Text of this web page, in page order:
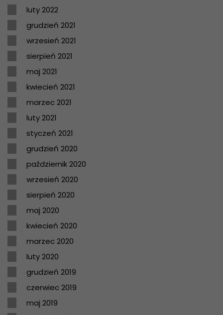
luty 2022
grudzień 2021
wrzesień 2021
sierpień 2021
maj 2021
kwiecień 2021
marzec 2021
luty 2021
styczeń 2021
grudzień 2020
październik 2020
wrzesień 2020
sierpień 2020
maj 2020
kwiecień 2020
marzec 2020
luty 2020
grudzień 2019
czerwiec 2019
maj 2019